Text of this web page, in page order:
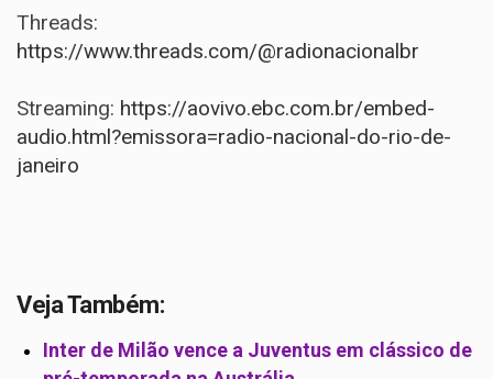
Threads:
https://www.threads.com/@radionacionalbr
Streaming: https://aovivo.ebc.com.br/embed-
audio.html?emissora=radio-nacional-do-rio-de-
janeiro
Veja Também:
Inter de Milão vence a Juventus em clássico de